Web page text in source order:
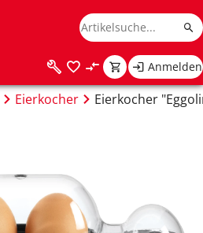
Anmelden
Eierkocher Eierkocher